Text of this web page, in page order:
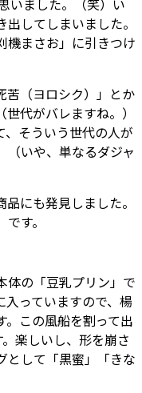
いました。（笑）い
してしまいました。
機まさお」に引きつけ
苦（ヨロシク）」とか
世代がバレますね。）
、そういう世代の人が
（いや、単なるダジャ
にも発見しました。
す。
体の「豆乳プリン」で
入っていますので、楊
。この風船を割って出
楽しいし、形を崩さ
として「黒蜜」「きな